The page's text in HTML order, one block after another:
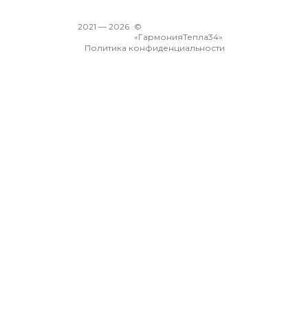
Политика конфиденциальности
©
«ГармонияТепла34»
2026
2021 —